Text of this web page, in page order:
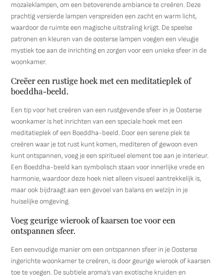
mozaïeklampen, om een betoverende ambiance te creëren. Deze
prachtig versierde lampen verspreiden een zacht en warm licht,
waardoor de ruimte een magische uitstraling krijgt. De speelse
patronen en kleuren van de oosterse lampen voegen een vleugje
mystiek toe aan de inrichting en zorgen voor een unieke sfeer in de
woonkamer.
Creëer een rustige hoek met een meditatieplek of
boeddha-beeld.
Een tip voor het creëren van een rustgevende sfeer in je Oosterse
woonkamer is het inrichten van een speciale hoek met een
meditatieplek of een Boeddha-beeld. Door een serene plek te
creëren waar je tot rust kunt komen, mediteren of gewoon even
kunt ontspannen, voeg je een spiritueel element toe aan je interieur.
Een Boeddha-beeld kan symbolisch staan voor innerlijke vrede en
harmonie, waardoor deze hoek niet alleen visueel aantrekkelijk is,
maar ook bijdraagt aan een gevoel van balans en welzijn in je
huiselijke omgeving.
Voeg geurige wierook of kaarsen toe voor een
ontspannen sfeer.
Een eenvoudige manier om een ontspannen sfeer in je Oosterse
ingerichte woonkamer te creëren, is door geurige wierook of kaarsen
toe te voegen. De subtiele aroma’s van exotische kruiden en